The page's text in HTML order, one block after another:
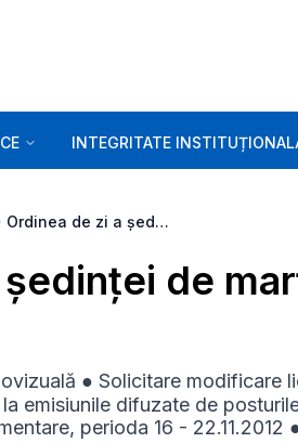
INTEGRITATE
Ordinea de zi a ședinței de marți, 27 noiembrie 2012, ora 10.30
de
● Solicitare modificare
emisiunile difuzate de
perioda 16 -